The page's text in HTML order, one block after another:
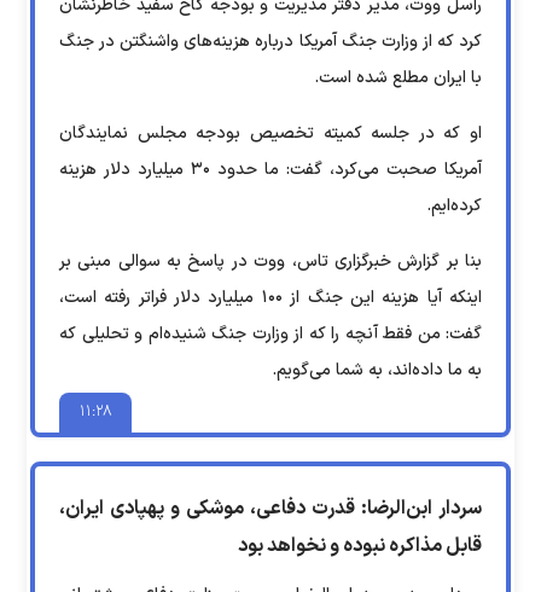
۱۱:۲۸
راسل ووت، مدیر دفتر مدیریت و بودجه کاخ سفید خاطرنشان
کرد که از وزارت جنگ آمریکا درباره هزینه‌های واشنگتن در جنگ
با ایران مطلع شده است.
او که در جلسه کمیته تخصیص بودجه مجلس نمایندگان
آمریکا صحبت می‌کرد، گفت: ما حدود ۳۰ میلیارد دلار هزینه
کرده‌ایم.
بنا بر گزارش خبرگزاری تاس، ووت در پاسخ به سوالی مبنی بر
اینکه آیا هزینه این جنگ از ۱۰۰ میلیارد دلار فراتر رفته است،
گفت: من فقط آنچه را که از وزارت جنگ شنیده‌ام و تحلیلی که
به ما داده‌اند، به شما می‌گویم.
سردار ابن‌الرضا: قدرت دفاعی، موشکی و پهپادی ایران،
قابل مذاکره نبوده و نخواهد بود